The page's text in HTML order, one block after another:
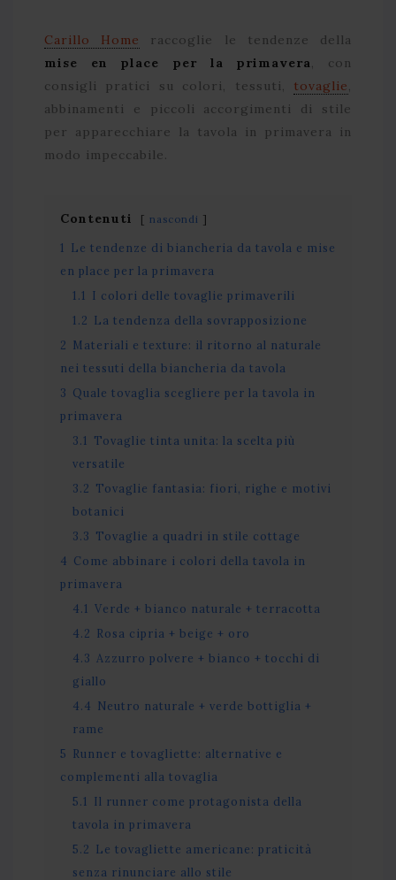
Carillo Home
raccoglie le tendenze della
mise en place per la primavera, con
consigli pratici su colori, tessuti, tovaglie,
abbinamenti e piccoli accorgimenti di stile
per apparecchiare la tavola in primavera in
modo impeccabile.
Contenuti nascondi
1
Le tendenze di biancheria da tavola e mise
en place per la primavera
1.1
I colori delle tovaglie primaverili
1.2 La tendenza della sovrapposizione
2 Materiali e texture: il ritorno al naturale
nei tessuti della biancheria da tavola
3 Quale tovaglia scegliere per la tavola in
primavera
3.1
Tovaglie tinta unita: la scelta più
versatile
3.2 Tovaglie fantasia: fiori, righe e motivi
botanici
3.3 Tovaglie a quadri in stile cottage
4 Come abbinare i colori della tavola in
primavera
4.1 Verde + bianco naturale + terracotta
4.2 Rosa cipria + beige + oro
4.3 Azzurro polvere + bianco + tocchi di
giallo
4.4 Neutro naturale + verde bottiglia +
rame
5 Runner e tovagliette: alternative e
complementi alla tovaglia
5.1
Il runner come protagonista della
tavola in primavera
5.2 Le tovagliette americane: praticità
senza rinunciare allo stile